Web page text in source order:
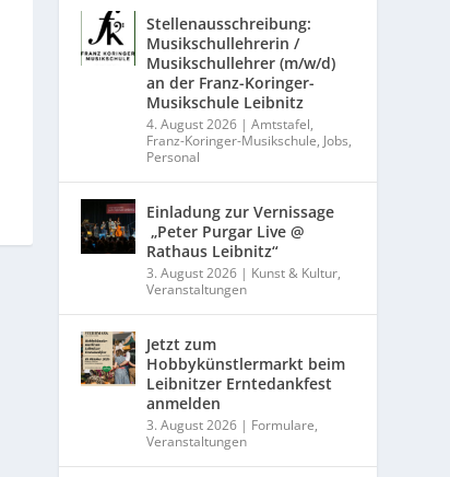
Stellenausschreibung:
Musikschullehrerin /
Musikschullehrer (m/w/d)
an der Franz-Koringer-
Musikschule Leibnitz
4. August 2026 |Amtstafel,
Franz-Koringer-Musikschule, Jobs,
Personal
Einladung zur Vernissage
„Peter Purgar Live @
Rathaus Leibnitz“
3. August 2026 | Kunst & Kultur,
Veranstaltungen
Jetzt zum
Hobbykünstlermarkt beim
Leibnitzer Erntedankfest
anmelden
3. August 2026 | Formulare,
Veranstaltungen